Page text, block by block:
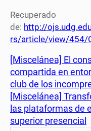
Recuperado
de: http://
rs/article/view/454/
[Miscelánea] El
compartida en
club de los
[Miscelánea]
las plataformas de
superior presencial